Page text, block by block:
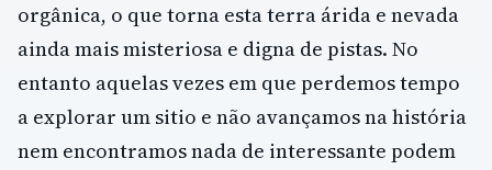
orgânica, o que torna esta terra árida e nevada
ainda mais misteriosa e digna de pistas. No
entanto aquelas vezes em que perdemos tempo
a explorar um sitio e não avançamos na história
nem encontramos nada de interessante podem